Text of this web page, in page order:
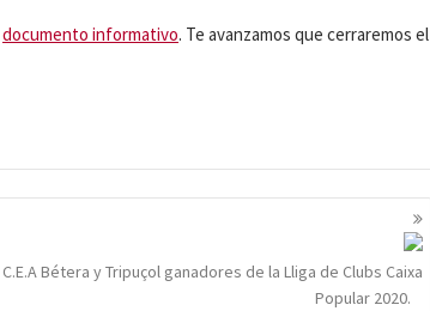
documento informativo. Te avanzamos que cerraremos el
C.E.A Bétera y Tripuçol ganadores de la Lliga de Clubs Caixa
Popular 2020.